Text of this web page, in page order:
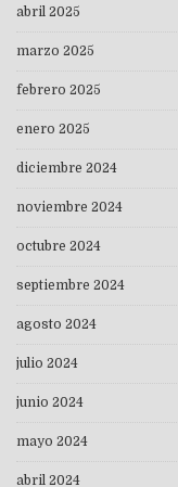
abril 2025
marzo 2025
febrero 2025
enero 2025
diciembre 2024
noviembre 2024
octubre 2024
septiembre 2024
agosto 2024
julio 2024
junio 2024
mayo 2024
abril 2024